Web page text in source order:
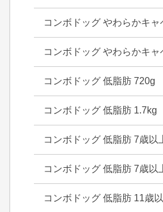
コンボドッグ やわらかキ
コンボドッグ やわらかキャ
コンボドッグ 低脂肪 720g
コンボドッグ 低脂肪 1.7kg
コンボドッグ 低脂肪 7歳以
コンボドッグ 低脂肪 7歳以
コンボドッグ 低脂肪 11歳